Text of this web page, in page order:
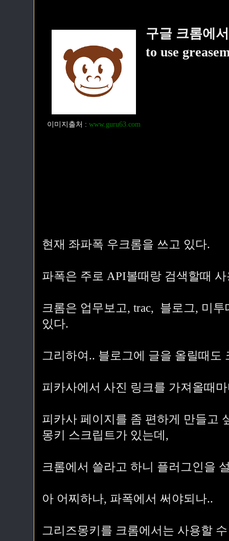
이미지출처 : www.guru63.com
구글 크롬에
to use
현재 좌파폭 우크롬을 쓰고 있다.
파폭은 주로 API볼때랑 검색할때
크롬은 업무보고, trac, 블로그, 미
있다.
그리하여.. 블로그에 글을 올릴때도
피카사에서 사진 링크를 가져올때
피카사 페이지를 좀 편하게 만들고
몽키 스크립트가 있는데,
크롬에서 쓸라고 하니 플러그인을
아 어찌하나, 파폭에서 써야되나..
그리즈몽키를 크롬에서는 사용할